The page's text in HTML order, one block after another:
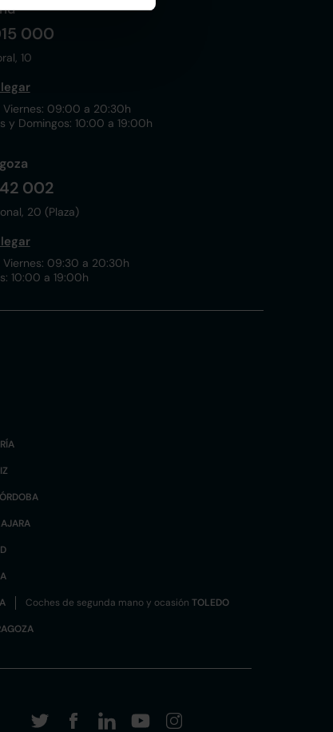
000
10
Viernes: 09:00 a 20:30h
y Domingos: 10:00 a 19:00h
002
20 (Plaza)
Viernes: 09:30 a 20:30h
10:00 a 19:00h
Coches de segunda mano y ocasión TOLEDO